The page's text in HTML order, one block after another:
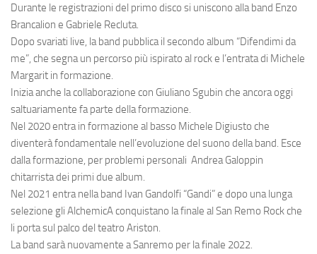
Durante le registrazioni del primo disco si uniscono alla band Enzo
Brancalion e Gabriele Recluta.
Dopo svariati live, la band pubblica il secondo album “Difendimi da
me”, che segna un percorso più ispirato al rock e l’entrata di Michele
Margarit in formazione.
Inizia anche la collaborazione con Giuliano Sgubin che ancora oggi
saltuariamente fa parte della formazione.
Nel 2020 entra in formazione al basso Michele Digiusto che
diventerà fondamentale nell’evoluzione del suono della band. Esce
dalla formazione, per problemi personali Andrea Galoppin
chitarrista dei primi due album.
Nel 2021 entra nella band Ivan Gandolfi “Gandi” e dopo una lunga
selezione gli AlchemicA conquistano la finale al San Remo Rock che
li porta sul palco del teatro Ariston.
La band sarà nuovamente a Sanremo per la finale 2022.